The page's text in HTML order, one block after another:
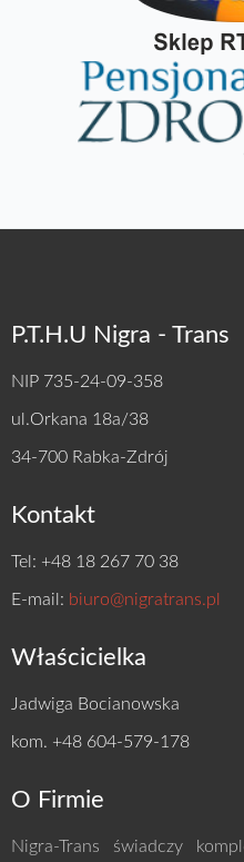
P.T.H.U Nigra - Trans
NIP 735-24-09-358
ul.Orkana 18a/38
34-700 Rabka-Zdrój
Kontakt
Tel: +48 18 267 70 38
E-mail: biuro@nigratrans.pl
Właścicielka
Jadwiga Bocianowska
kom. +48 604-579-178
O Firmie
Nigra-Trans świadczy